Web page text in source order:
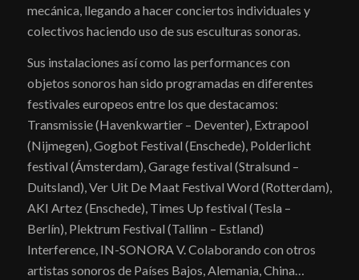
mecánica, llegando a hacer conciertos individuales y
colectivos haciendo uso de sus esculturas sonoras.
Sus instalaciones así como las performances con
objetos sonoros han sido programadas en diferentes
festivales europeos entre los que destacamos:
Transmissie (Havenkwartier – Deventer), Extrapool
(Nijmegen), Gogbot Festival (Enschede), Polderlicht
festival (Ámsterdam), Garage festival (Stralsund –
Duitsland), Ver Uit De Maat Festival Word (Rotterdam),
AKI Artez (Enschede), Times Up festival (Tesla –
Berlín), Plektrum Festival (Tallinn – Estland)
Interference, IN-SONORA V. Colaborando con otros
artistas sonoros de Países Bajos, Alemania, China…